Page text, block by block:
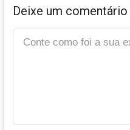
Deixe um comentário